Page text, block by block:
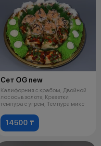
Сет OG new
Калифорния с крабом, Двойной
лосось в золоте, Креветки
темпура с угрем, Темпура микс
14500 ₸